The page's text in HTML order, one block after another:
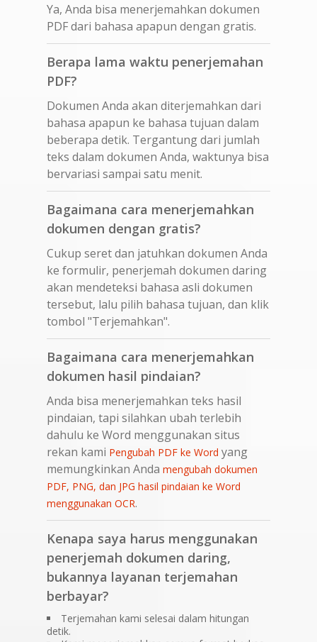
Ya, Anda bisa menerjemahkan dokumen
PDF dari bahasa apapun dengan gratis.
Berapa lama waktu penerjemahan
PDF?
Dokumen Anda akan diterjemahkan dari
bahasa apapun ke bahasa tujuan dalam
beberapa detik. Tergantung dari jumlah
teks dalam dokumen Anda, waktunya bisa
bervariasi sampai satu menit.
Bagaimana cara menerjemahkan
dokumen dengan gratis?
Cukup seret dan jatuhkan dokumen Anda
ke formulir, penerjemah dokumen daring
akan mendeteksi bahasa asli dokumen
tersebut, lalu pilih bahasa tujuan, dan klik
tombol "Terjemahkan".
Bagaimana cara menerjemahkan
dokumen hasil pindaian?
Anda bisa menerjemahkan teks hasil
pindaian, tapi silahkan ubah terlebih
dahulu ke Word menggunakan situs
rekan kami Pengubah PDF ke Word yang
memungkinkan Anda mengubah dokumen
PDF, PNG, dan JPG hasil pindaian ke Word
menggunakan OCR.
Kenapa saya harus menggunakan
penerjemah dokumen daring,
bukannya layanan terjemahan
berbayar?
Terjemahan kami selesai dalam hitungan
detik.